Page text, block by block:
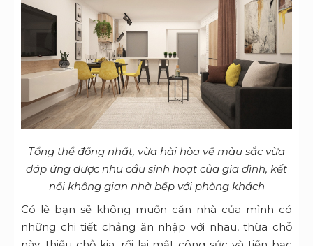
Tổng thể đồng nhất, vừa hài hòa về màu sắc vừa
đáp ứng được nhu cầu sinh hoạt của gia đình, kết
nối không gian nhà bếp với phòng khách
Có lẽ bạn sẽ không muốn căn nhà của mình có
những chi tiết chẳng ăn nhập với nhau, thừa chỗ